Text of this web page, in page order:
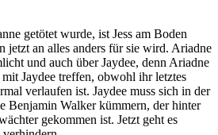
getötet wurde, ist Jess am Boden
jetzt an alles anders für sie wird. Ariadne
und auch über Jaydee, denn Ariadne
Jaydee treffen, obwohl ihr letztes
verlaufen ist. Jaydee muss sich in der
Benjamin Walker kümmern, der hinter
gekommen ist. Jetzt geht es